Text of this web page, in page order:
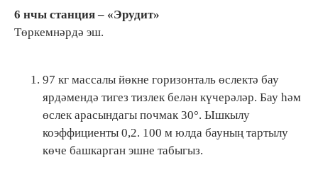
6 нчы станция – «Эрудит»
Төркемнәрдә эш.
97 кг массалы йөкне горизонталь өслектә бау
ярдәмендә тигез тизлек белән күчерәләр. Бау һәм
өслек арасындагы почмак 30°. Ышкылу
коэффициенты 0,2. 100 м юлда бауның тартылу
көче башкарган эшне табыгыз.